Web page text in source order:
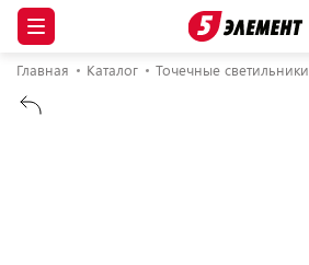
Главная Каталог Точечные светильники